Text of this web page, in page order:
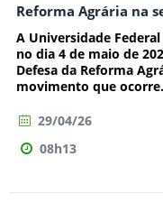
Reforma Agrária na
A Universidade
no dia 4 de maio de
Defesa da Reforma
movimento que
29/04/26
08h13